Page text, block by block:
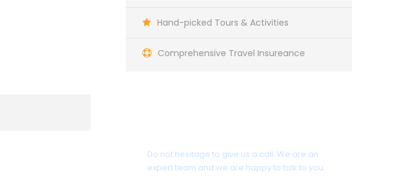
Hand-picked Tours & Activities
Comprehensive Travel Insureance
Do not hesitage to give us a call. We are an
expert team and we are happy to talk to you.